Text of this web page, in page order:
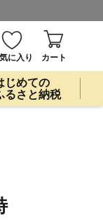
に入り カート
じめての
るさと納税